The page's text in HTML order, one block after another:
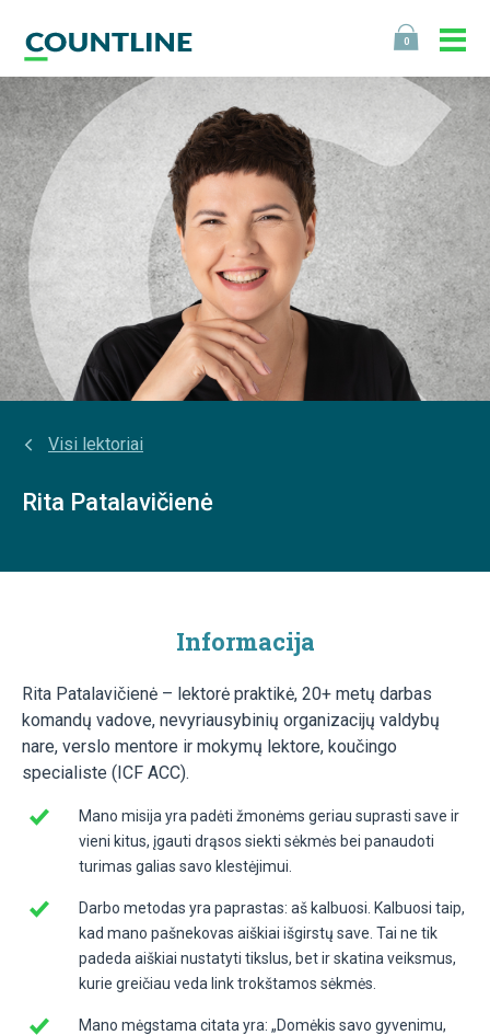
0
Visi lektoriai
Rita Patalavičienė
Informacija
Rita Patalavičienė – lektorė praktikė, 20+ metų darbas
komandų vadove, nevyriausybinių organizacijų valdybų
nare, verslo mentore ir mokymų lektore, koučingo
specialiste (ICF ACC).
Mano misija yra padėti žmonėms geriau suprasti save ir
vieni kitus, įgauti drąsos siekti sėkmės bei panaudoti
turimas galias savo klestėjimui.
Darbo metodas yra paprastas: aš kalbuosi. Kalbuosi taip,
kad mano pašnekovas aiškiai išgirstų save. Tai ne tik
padeda aiškiai nustatyti tikslus, bet ir skatina veiksmus,
kurie greičiau veda link trokštamos sėkmės.
Mano mėgstama citata yra: „Domėkis savo gyvenimu,